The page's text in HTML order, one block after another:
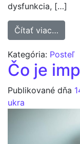
dysfunkcia, […]
Čítať viac…
Kategória: Posteľ
Čo je
Publikované dňa
ukra